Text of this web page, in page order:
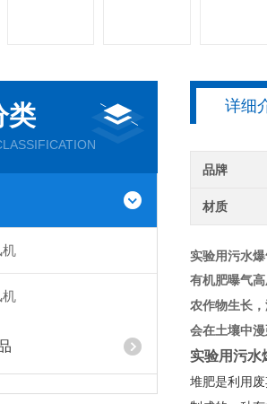
类
机
机
详细
品牌
材质
实验用污水
有机肥曝气
农作物生长
会在土壤中
实验用污水
堆肥是利用